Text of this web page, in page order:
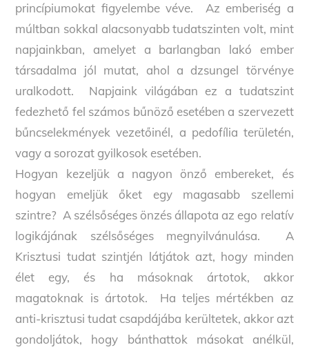
princípiumokat figyelembe véve. Az emberiség a
múltban sokkal alacsonyabb tudatszinten volt, mint
napjainkban, amelyet a barlangban lakó ember
társadalma jól mutat, ahol a dzsungel törvénye
uralkodott. Napjaink világában ez a tudatszint
fedezhető fel számos bűnöző esetében a szervezett
bűncselekmények vezetőinél, a pedofília területén,
vagy a sorozat gyilkosok esetében.
Hogyan kezeljük a nagyon önző embereket, és
hogyan emeljük őket egy magasabb szellemi
szintre? A szélsőséges önzés állapota az ego relatív
logikájának szélsőséges megnyilvánulása. A
Krisztusi tudat szintjén látjátok azt, hogy minden
élet egy, és ha másoknak ártotok, akkor
magatoknak is ártotok. Ha teljes mértékben az
anti-krisztusi tudat csapdájába kerültetek, akkor azt
gondoljátok, hogy bánthattok másokat anélkül,